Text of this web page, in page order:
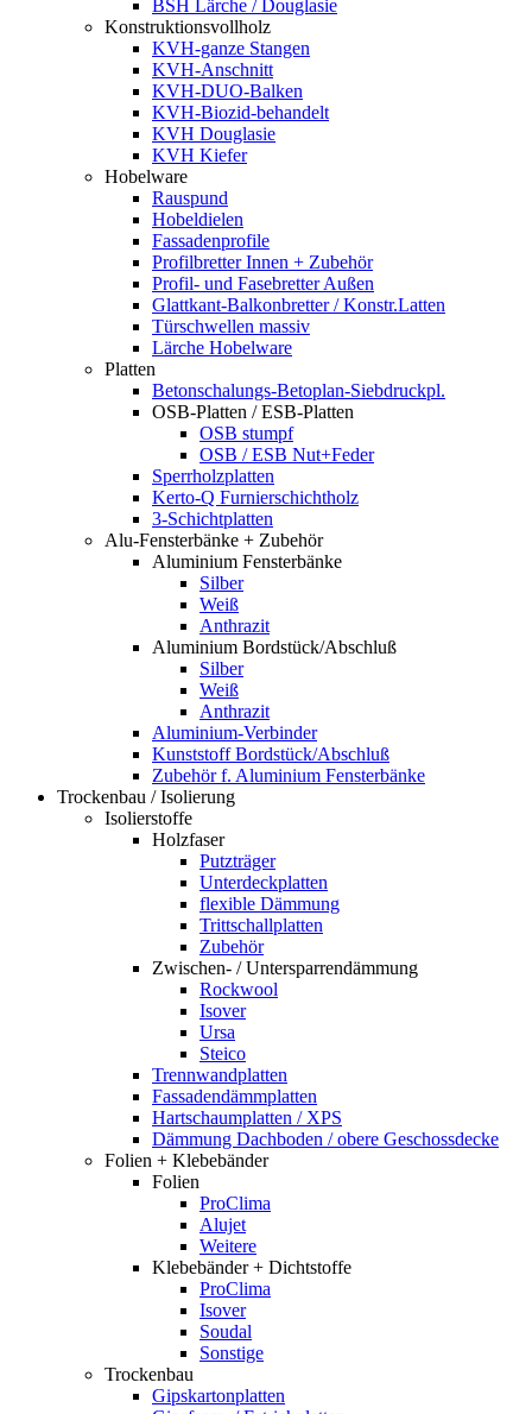
BSH Lärche / Douglasie
Konstruktionsvollholz
KVH-ganze Stangen
KVH-Anschnitt
KVH-DUO-Balken
KVH-Biozid-behandelt
KVH Douglasie
KVH Kiefer
Hobelware
Rauspund
Hobeldielen
Fassadenprofile
Profilbretter Innen + Zubehör
Profil- und Fasebretter Außen
Glattkant-Balkonbretter / Konstr.Latten
Türschwellen massiv
Lärche Hobelware
Platten
Betonschalungs-Betoplan-Siebdruckpl.
OSB-Platten / ESB-Platten
OSB stumpf
OSB / ESB Nut+Feder
Sperrholzplatten
Kerto-Q Furnierschichtholz
3-Schichtplatten
Alu-Fensterbänke + Zubehör
Aluminium Fensterbänke
Silber
Weiß
Anthrazit
Aluminium Bordstück/Abschluß
Silber
Weiß
Anthrazit
Aluminium-Verbinder
Kunststoff Bordstück/Abschluß
Zubehör f. Aluminium Fensterbänke
Trockenbau / Isolierung
Isolierstoffe
Holzfaser
Putzträger
Unterdeckplatten
flexible Dämmung
Trittschallplatten
Zubehör
Zwischen- / Untersparrendämmung
Rockwool
Isover
Ursa
Steico
Trennwandplatten
Fassadendämmplatten
Hartschaumplatten / XPS
Dämmung Dachboden / obere Geschossdecke
Folien + Klebebänder
Folien
ProClima
Alujet
Weitere
Klebebänder + Dichtstoffe
ProClima
Isover
Soudal
Sonstige
Trockenbau
Gipskartonplatten